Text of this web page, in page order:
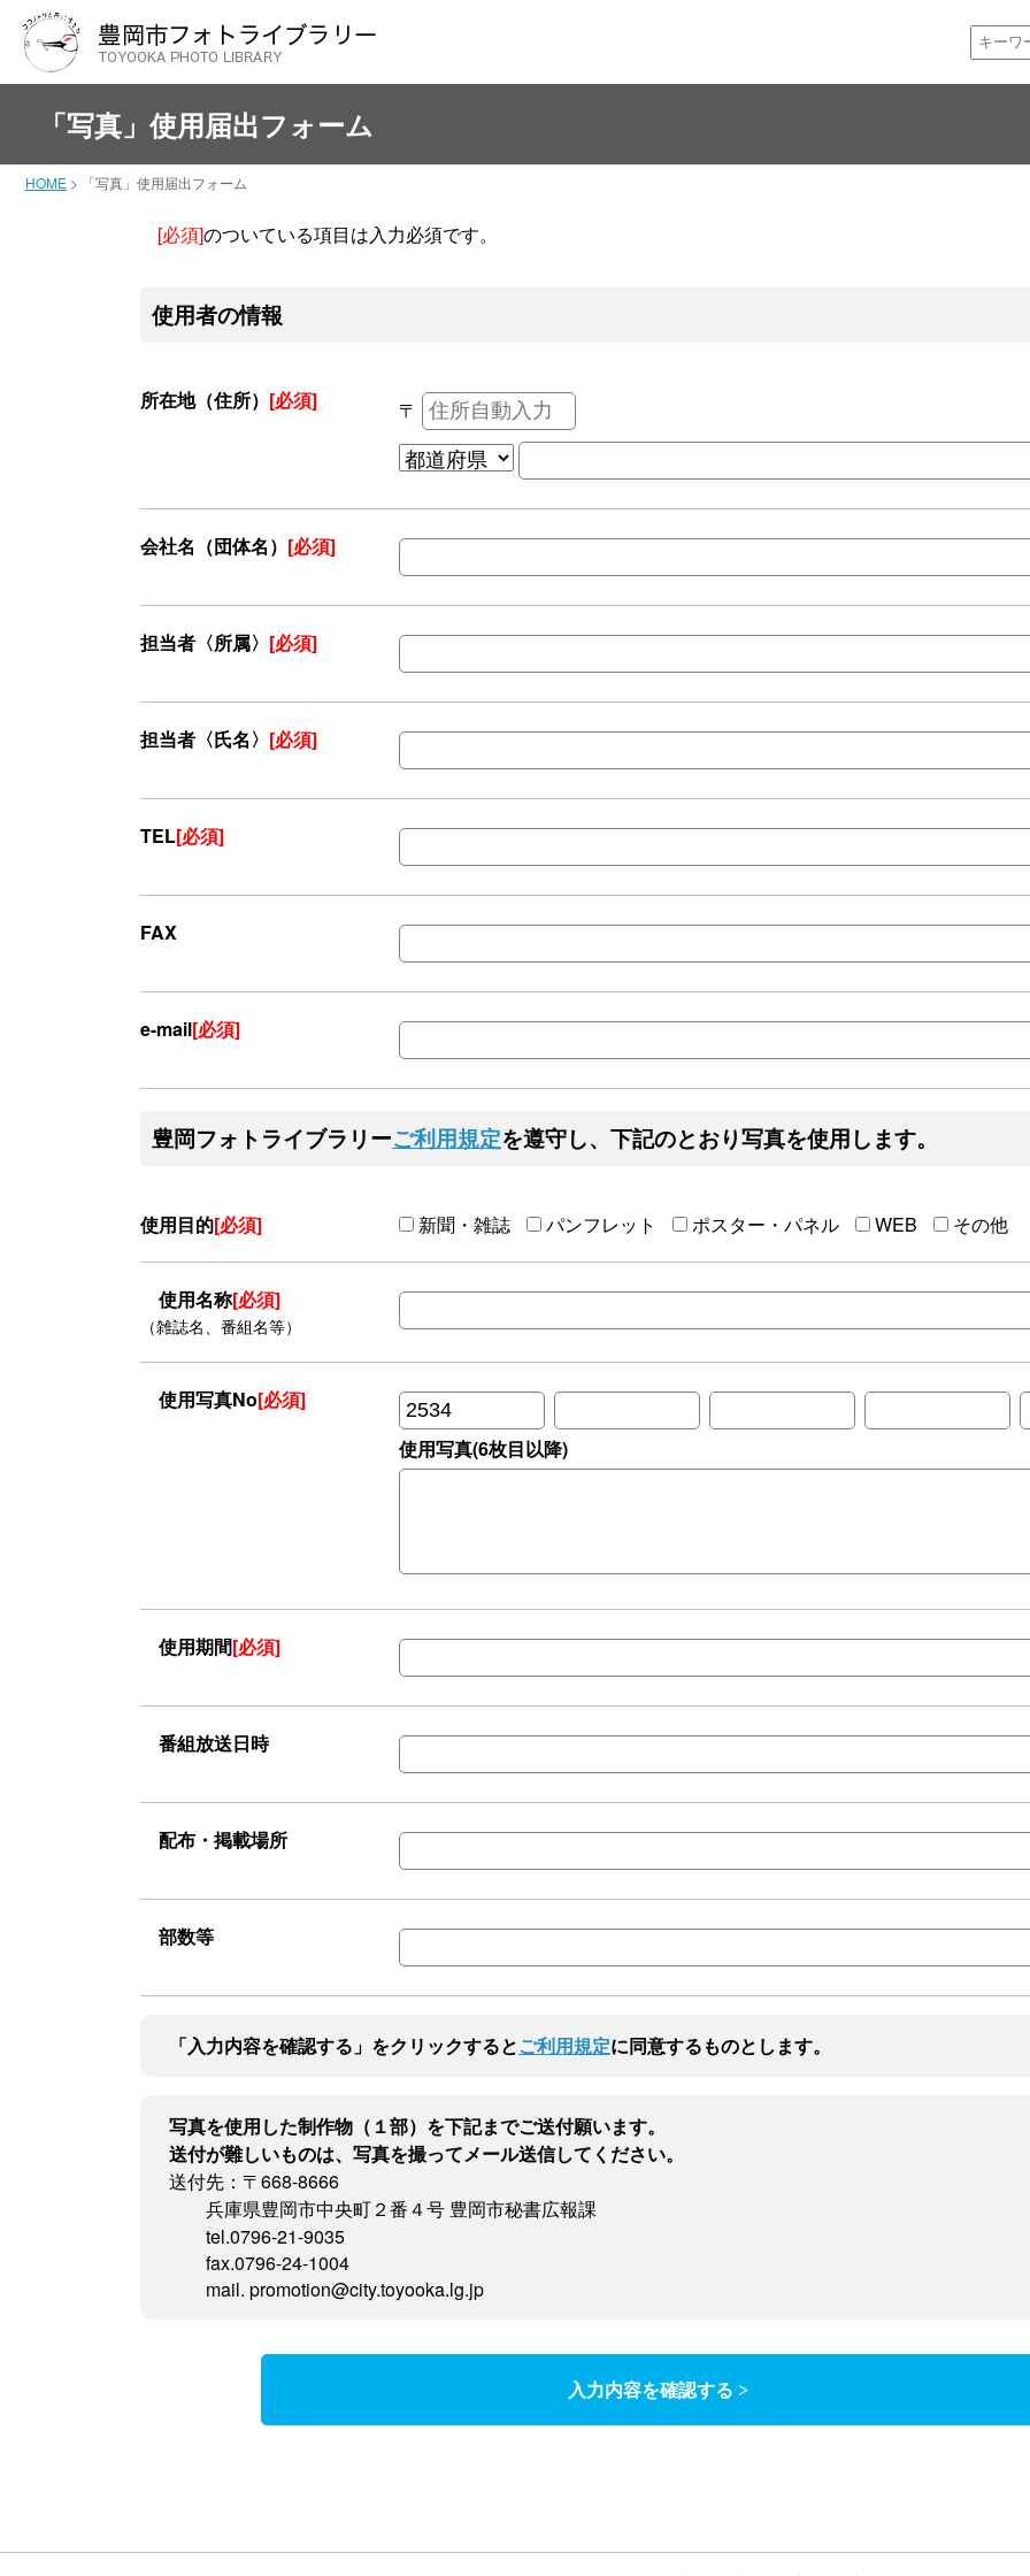
「写真」使用届出フォーム
HOME > 「写真」使用届出フォーム
[必須]のついている項目は入力必須です。
使用者の情報
所在地（住所） [必須] 〒
会社名（団体名） [必須]
担当者〈所属〉 [必須]
担当者〈氏名〉 [必須]
TEL[必須]
FAX
e-mail[必須]
豊岡フォトライブラリーご利用規定を遵守し、下記のとおり写真を使用します。
使用目的[必須] 新聞・雑誌 パンフレット ポスター・パネル WEB その他
使用名称[必須]
（雑誌名、番組名等）
使用写真No[必須]
使用写真(6枚目以降)
使用期間[必須]
番組放送日時
配布・掲載場所
部数等
「入力内容を確認する」をクリックするとご利用規定に同意するものとします。
写真を使用した制作物（１部）を下記までご送付願います。
送付が難しいものは、写真を撮ってメール送信してください。
送付先：〒668-8666
兵庫県豊岡市中央町２番４号 豊岡市秘書広報課
tel.0796-21-9035
fax.0796-24-1004
mail. promotion@city.toyooka.lg.jp